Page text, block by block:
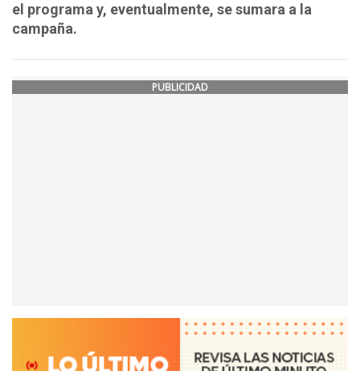
el programa y, eventualmente, se sumara a la
campaña.
PUBLICIDAD